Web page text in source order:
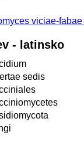
viciae-
- latinsko
sedis